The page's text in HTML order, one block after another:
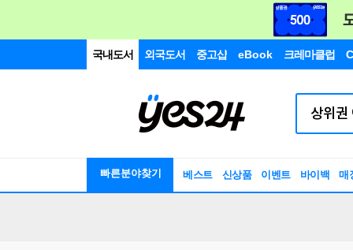
국내도서 외국도서 중고샵 eBook 크레마클럽
빠른분야찾기 베스트 신상품 이벤트 바이백 매